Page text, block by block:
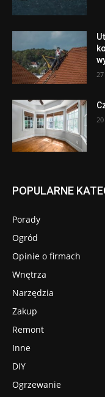
POPULARNE
Porady
Ogród
Opinie o firmach
Wnętrza
Narzędzia
Zakup
Remont
Inne
DIY
Ogrzewanie